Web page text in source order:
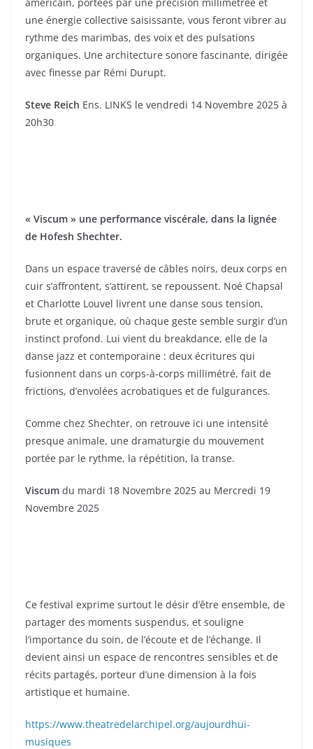
une énergie collective saisissante, vous feront vibrer au
rythme des marimbas, des voix et des pulsations
organiques. Une architecture sonore fascinante, dirigée
avec finesse par Rémi Durupt.
Steve Reich Ens. LINKS le vendredi 14 Novembre 2025 à
20h30
« Viscum » une performance viscérale, dans la lignée
de Hofesh Shechter.
Dans un espace traversé de câbles noirs, deux corps en
cuir s’affrontent, s’attirent, se repoussent. Noé Chapsal
et Charlotte Louvel livrent une danse sous tension,
brute et organique, où chaque geste semble surgir d’un
instinct profond. Lui vient du breakdance, elle de la
danse jazz et contemporaine : deux écritures qui
fusionnent dans un corps-à-corps millimétré, fait de
frictions, d’envolées acrobatiques et de fulgurances.
Comme chez Shechter, on retrouve ici une intensité
presque animale, une dramaturgie du mouvement
portée par le rythme, la répétition, la transe.
Viscum du mardi 18 Novembre 2025 au Mercredi 19
Novembre 2025
Ce festival exprime surtout le désir d’être ensemble, de
partager des moments suspendus, et souligne
l’importance du soin, de l’écoute et de l’échange. Il
devient ainsi un espace de rencontres sensibles et de
récits partagés, porteur d’une dimension à la fois
artistique et humaine.
https://www.theatredelarchipel.org/aujourdhui-
musiques